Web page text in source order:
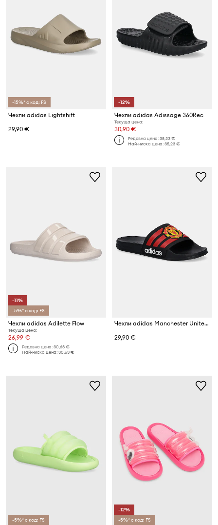
-15%* с код: FS
Чехли adidas Lightshift
29,90 €
-12%
Чехли adidas Adissage 360Rec
Текуща цена:
30,90 €
Редовна цена:35,23 €
Най-ниска цена:35,23 €
-11%
-5%* с код: FS
Чехли adidas Adilette Flow
Текуща цена:
26,99 €
Редовна цена:30,63 €
Най-ниска цена:30,63 €
Чехли adidas Manchester United
29,90 €
-5%* с код: FS
-12%
-5%* с код: FS